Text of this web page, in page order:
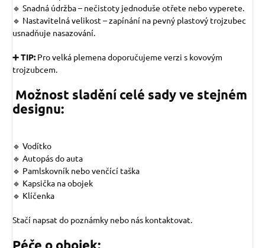
🔹 Snadná údržba – nečistoty jednoduše otřete nebo vyperete.
🔹 Nastavitelná velikost – zapínání na pevný plastový trojzubec
usnadňuje nasazování.
➕ TIP: Pro velká plemena doporučujeme verzi s kovovým
trojzubcem.
Možnost sladění celé sady ve stejném
designu:
🔹 Vodítko
🔹 Autopás do auta
🔹 Pamlskovník nebo venčící taška
🔹 Kapsička na obojek
🔹 Klíčenka
Stačí napsat do poznámky nebo nás kontaktovat.
Péče o obojek: